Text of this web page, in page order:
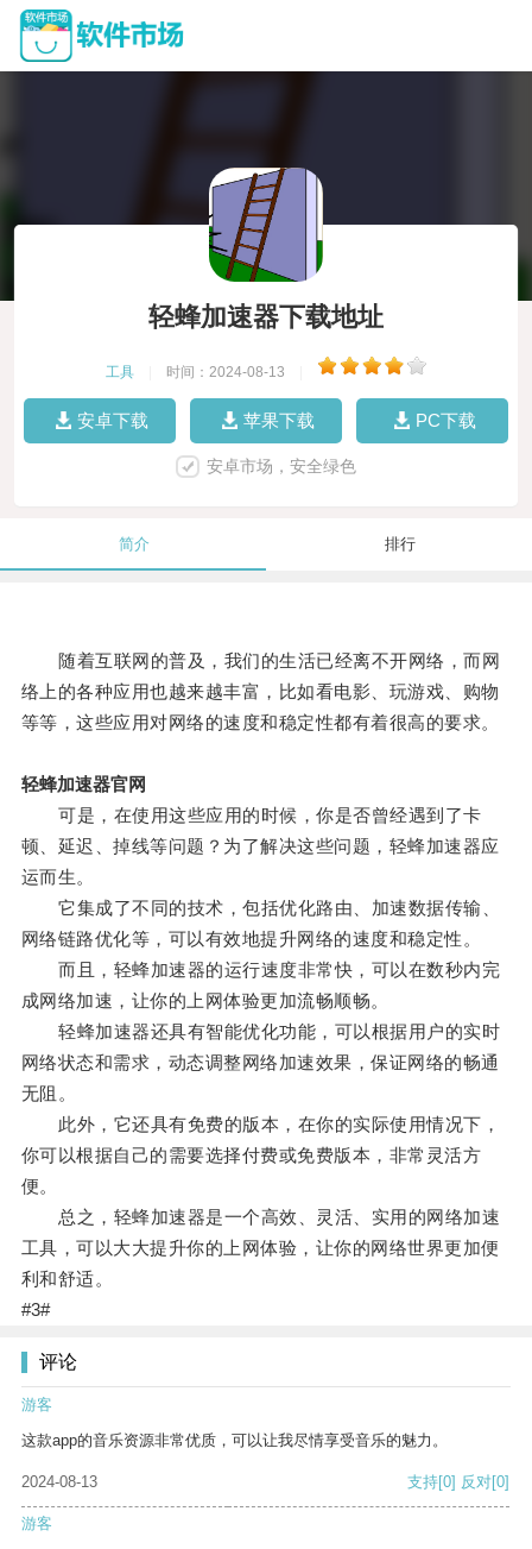
轻蜂加速器下载地址
工具 时间：2024-08-13
安卓下载 苹果下载 PC下载
安卓市场，安全绿色
简介 排行
随着互联网的普及，我们的生活已经离不开网络，而网
络上的各种应用也越来越丰富，比如看电影、玩游戏、购物
等等，这些应用对网络的速度和稳定性都有着很高的要求。
轻蜂加速器官网
可是，在使用这些应用的时候，你是否曾经遇到了卡
顿、延迟、掉线等问题？为了解决这些问题，轻蜂加速器应
运而生。
它集成了不同的技术，包括优化路由、加速数据传输、
网络链路优化等，可以有效地提升网络的速度和稳定性。
而且，轻蜂加速器的运行速度非常快，可以在数秒内完
成网络加速，让你的上网体验更加流畅顺畅。
轻蜂加速器还具有智能优化功能，可以根据用户的实时
网络状态和需求，动态调整网络加速效果，保证网络的畅通
无阻。
此外，它还具有免费的版本，在你的实际使用情况下，
你可以根据自己的需要选择付费或免费版本，非常灵活方
便。
总之，轻蜂加速器是一个高效、灵活、实用的网络加速
工具，可以大大提升你的上网体验，让你的网络世界更加便
利和舒适。
#3#
评论
游客
这款app的音乐资源非常优质，可以让我尽情享受音乐的魅力。
2024-08-13 支持[0] 反对[0]
游客